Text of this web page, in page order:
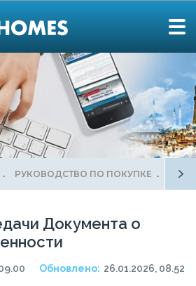
РУКОВОДСТВО ПО ПОКУПКЕ
Документа о
Обновлено: 26.01.2026, 08.52